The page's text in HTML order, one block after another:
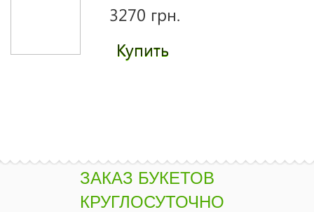
3270 грн.
Купить
Купить
ЗАКАЗ БУКЕТОВ
КРУГЛОСУТОЧНО